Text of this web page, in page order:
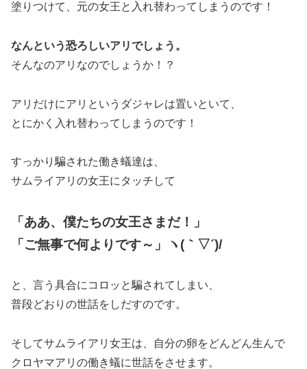
塗りつけて、元の女王と入れ替わってしまうのです！
なんという恐ろしいアリでしょう。
そんなのアリなのでしょうか！？
アリだけにアリというダジャレは置いといて、
とにかく入れ替わってしまうのです！
すっかり騙された働き蟻達は、
サムライアリの女王にタッチして
「ああ、僕たちの女王さまだ！」
「ご無事で何よりです～」ヽ(｀▽´)/
と、言う具合にコロッと騙されてしまい、
普段どおりの世話をしだすのです。
そしてサムライアリ女王は、自分の卵をどんどん生んで
クロヤマアリの働き蟻に世話をさせます。